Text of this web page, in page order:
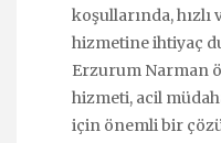
koşullarında,
hizmetine ihtiyaç
Erzurum Narman
hizmeti, acil
için önemli bir